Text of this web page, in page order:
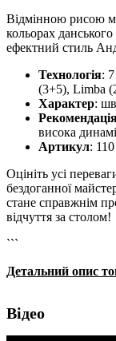
Відмінною рисою
кольорах
ефектний стиль
Технологія:
(3+5), Limba
Характер:
висока
Артикул:
Оцініть усі
бездоганної
стане справжнім
відчуття за столом!
```
Детальний опис
Відео